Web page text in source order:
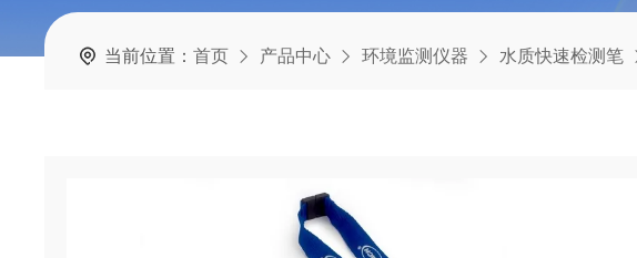
当前位置：首页 产品中心 环境监测仪器 水质快速检测笔